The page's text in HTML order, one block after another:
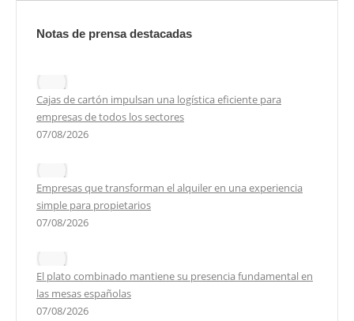
Notas de prensa destacadas
Cajas de cartón impulsan una logística eficiente para
empresas de todos los sectores
07/08/2026
Empresas que transforman el alquiler en una experiencia
simple para propietarios
07/08/2026
El plato combinado mantiene su presencia fundamental en
las mesas españolas
07/08/2026